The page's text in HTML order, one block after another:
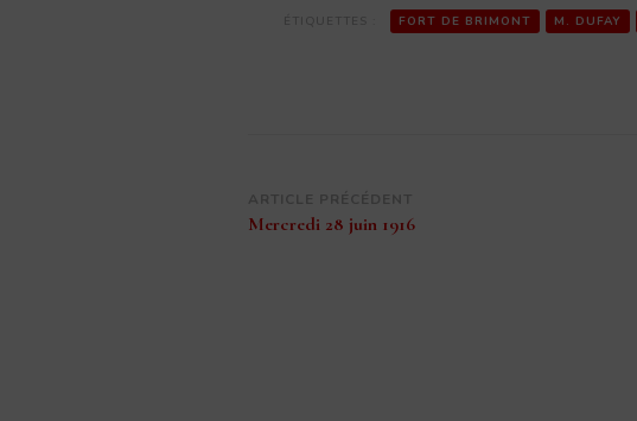
FORT DE BRIMONT M. DUFAY
Navigation
d’article
Mercredi 28 juin 1916